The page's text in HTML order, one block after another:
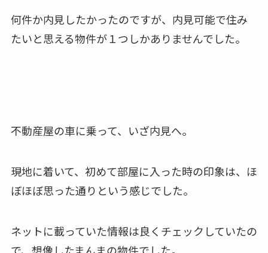
何件か内見したかったのですが、内見可能で住み
たいと思える物件が１つしかありませんでした。
不動産屋の車に乗って、いざ内見へ。
現地に着いて、初めて部屋に入った時の印象は、ほ
ぼほぼ思った通りという感じでした。
ネットに載っていた情報は良くチェックしていたの
で、想像したまんまの物件でした。